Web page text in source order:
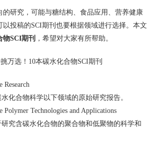
研究，可能与糖结构、食品应用、营养健康
以投稿的SCI期刊也要根据领域进行选择。本文
物SCI期刊 ，希望对大家有所帮助。
合物科学以下领域的原始研究报告。
Technologies and Applications
含碳水化合物的聚合物和低聚物的科学和